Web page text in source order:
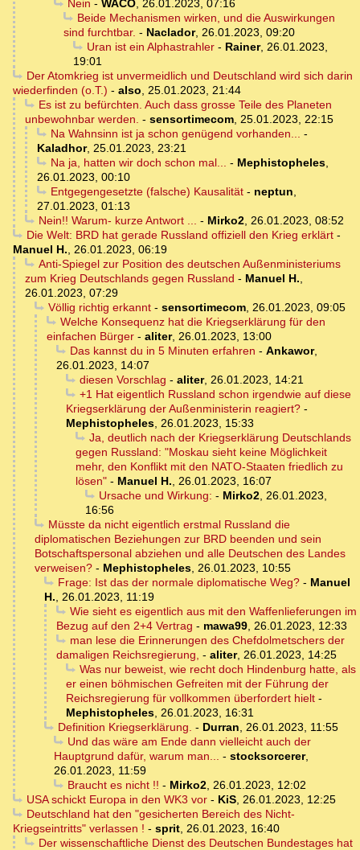
Nein - WACO, 26.01.2023, 07:16
Beide Mechanismen wirken, und die Auswirkungen
sind furchtbar. - Naclador, 26.01.2023, 09:20
Uran ist ein Alphastrahler- Rainer, 26.01.2023,
19:01
Der Atomkrieg ist unvermeidlich und Deutschland wird sich darin
wiederfinden (o.T.) - also, 25.01.2023, 21:44
Es ist zu befürchten. Auch dass grosse Teile des Planeten
unbewohnbar werden. - sensortimecom, 25.01.2023, 22:15
Na Wahnsinn ist ja schon genügend vorhanden... -
Kaladhor, 25.01.2023, 23:21
Na ja, hatten wir doch schon mal... - Mephistopheles,
26.01.2023, 00:10
Entgegengesetzte (falsche) Kausalität- neptun,
27.01.2023, 01:13
Nein!! Warum- kurze Antwort ... - Mirko2, 26.01.2023, 08:52
Die Welt: BRD hat gerade Russland offiziell den Krieg erklärt-
Manuel H., 26.01.2023, 06:19
Anti-Spiegel zur Position des deutschen Außenministeriums
zum Krieg Deutschlands gegen Russland - Manuel H.,
26.01.2023, 07:29
Völlig richtig erkannt- sensortimecom, 26.01.2023, 09:05
Welche Konsequenz hat die Kriegserklärung für den
einfachen Bürger - aliter, 26.01.2023, 13:00
Das kannst du in 5 Minuten erfahren - Ankawor,
26.01.2023, 14:07
diesen Vorschlag - aliter, 26.01.2023, 14:21
+1 Hat eigentlich Russland schon irgendwie auf diese
Kriegserklärung der Außenministerin reagiert? -
Mephistopheles, 26.01.2023, 15:33
Ja, deutlich nach der Kriegserklärung Deutschlands
gegen Russland: "Moskau sieht keine Möglichkeit
mehr, den Konflikt mit den NATO-Staaten friedlich zu
lösen" - Manuel H., 26.01.2023, 16:07
Ursache und Wirkung: - Mirko2, 26.01.2023,
16:56
Müsste da nicht eigentlich erstmal Russland die
diplomatischen Beziehungen zur BRD beenden und sein
Botschaftspersonal abziehen und alle Deutschen des Landes
verweisen? - Mephistopheles, 26.01.2023, 10:55
Frage: Ist das der normale diplomatische Weg?- Manuel
H., 26.01.2023, 11:19
Wie sieht es eigentlich aus mit den Waffenlieferungen im
Bezug auf den 2+4 Vertrag - mawa99, 26.01.2023, 12:33
man lese die Erinnerungen des Chefdolmetschers der
damaligen Reichsregierung, - aliter, 26.01.2023, 14:25
Was nur beweist, wie recht doch Hindenburg hatte, als
er einen böhmischen Gefreiten mit der Führung der
Reichsregierung für vollkommen überfordert hielt -
Mephistopheles, 26.01.2023, 16:31
Definition Kriegserklärung. - Durran, 26.01.2023, 11:55
Und das wäre am Ende dann vielleicht auch der
Hauptgrund dafür, warum man... - stocksorcerer,
26.01.2023, 11:59
Braucht es nicht !! - Mirko2, 26.01.2023, 12:02
USA schickt Europa in den WK3 vor- KiS, 26.01.2023, 12:25
Deutschland hat den "gesicherten Bereich des Nicht-
Kriegseintritts" verlassen ! - sprit, 26.01.2023, 16:40
Der wissenschaftliche Dienst des Deutschen Bundestages hat